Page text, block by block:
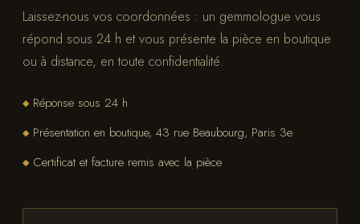
Laissez-nous vos coordonnées : un gemmologue vous
répond sous 24 h et vous présente la pièce en boutique
ou à distance, en toute confidentialité.
◆ Réponse sous 24 h
◆ Présentation en boutique, 43 rue Beaubourg, Paris 3e
◆ Certificat et facture remis avec la pièce